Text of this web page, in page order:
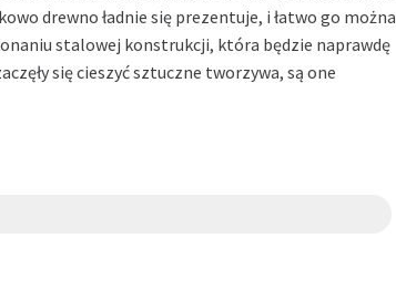
drewno ładnie się prezentuje, i łatwo go można
stalowej konstrukcji, która będzie naprawdę
się cieszyć sztuczne tworzywa, są one